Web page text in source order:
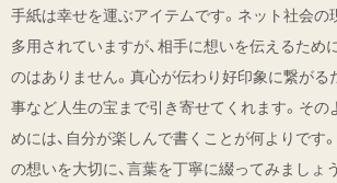
手紙は幸せを運ぶアイテムです。ネット社会の
多用されていますが、相手に想いを伝えるため
のはありません。真心が伝わり好印象に繋がる
事など人生の宝まで引き寄せてくれます。その
めには、自分が楽しんで書くことが何よりです
の想いを大切に、言葉を丁寧に綴ってみましょ